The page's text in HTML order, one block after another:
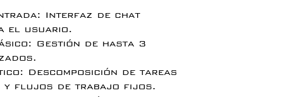
Interfaz de chat
el usuario.
Gestión de hasta 3
Descomposición de tareas
y flujos de trabajo fijos.